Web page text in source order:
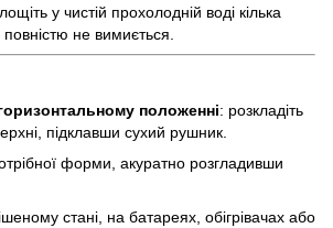
у чистій прохолодній воді кілька
повністю не вимиється.
положенні: розкладіть
підклавши сухий рушник.
форми, акуратно розгладивши
стані, на батареях, обігрівачах або